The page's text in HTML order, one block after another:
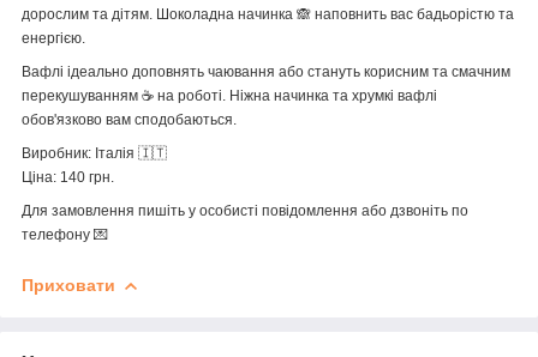
дорослим та дітям. Шоколадна начинка 🙈 наповнить вас бадьорістю та
енергією.
Вафлі ідеально доповнять чаювання або стануть корисним та смачним
перекушуванням ☕️ на роботі. Ніжна начинка та хрумкі вафлі
обов'язково вам сподобаються.
Виробник: Італія 🇮🇹
Ціна: 140 грн.
Для замовлення пишіть у особисті повідомлення або дзвоніть по
телефону 💌
Приховати